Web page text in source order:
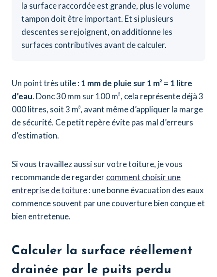
la surface raccordée est grande, plus le volume
tampon doit être important. Et si plusieurs
descentes se rejoignent, on additionne les
surfaces contributives avant de calculer.
Un point très utile :1 mm de pluie sur 1 m² = 1 litre
d’eau. Donc 30 mm sur 100 m², cela représente déjà 3
000 litres, soit 3 m³, avant même d’appliquer la marge
de sécurité. Ce petit repère évite pas mal d’erreurs
d’estimation.
Si vous travaillez aussi sur votre toiture, je vous
recommande de regardercomment choisir une
entreprise de toiture: une bonne évacuation des eaux
commence souvent par une couverture bien conçue et
bien entretenue.
Calculer la surface réellement
drainée par le puits perdu